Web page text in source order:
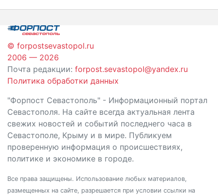
записям
© forpostsevastopol.ru
2006 — 2026
Почта редакции: forpost.sevastopol@yandex.ru
Политика обработки данных
"Форпост Севастополь" - Информационный портал
Севастополя. На сайте всегда актуальная лента
свежих новостей и событий последнего часа в
Севастополе, Крыму и в мире. Публикуем
проверенную информация о происшествиях,
политике и экономике в городе.
Все права защищены. Использование любых материалов,
размещенных на сайте, разрешается при условии ссылки на